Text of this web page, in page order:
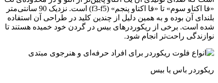
«فا اکتاو سوم» تا «فا اکتاو پنجم» (f3-f5) است. نزدیک 90 سانتی‌متر
بلندای آن بوده و به همین دلیل از چندین کلید در طراحی آن استفاده
شده است. برخی از ریکوردرهای بیس در گردن خود خمیده هستند تا
نوازندگی راحت‌تر انجام شود.
ریکوردر باس یا بیس